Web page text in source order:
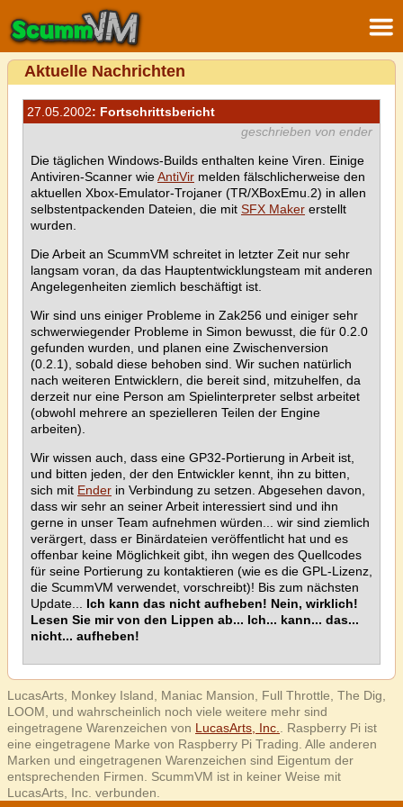
Aktuelle Nachrichten
27.05.2002: Fortschrittsbericht
geschrieben von ender
Die täglichen Windows-Builds enthalten keine Viren. Einige
Antiviren-Scanner wieAntiVir melden fälschlicherweise den
aktuellen Xbox-Emulator-Trojaner (TR/XBoxEmu.2) in allen
selbstentpackenden Dateien, die mit SFX Maker erstellt
wurden.
Die Arbeit an ScummVM schreitet in letzter Zeit nur sehr
langsam voran, da das Hauptentwicklungsteam mit anderen
Angelegenheiten ziemlich beschäftigt ist.
Wir sind uns einiger Probleme in Zak256 und einiger sehr
schwerwiegender Probleme in Simon bewusst, die für 0.2.0
gefunden wurden, und planen eine Zwischenversion
(0.2.1), sobald diese behoben sind. Wir suchen natürlich
nach weiteren Entwicklern, die bereit sind, mitzuhelfen, da
derzeit nur eine Person am Spielinterpreter selbst arbeitet
(obwohl mehrere an spezielleren Teilen der Engine
arbeiten).
Wir wissen auch, dass eine GP32-Portierung in Arbeit ist,
und bitten jeden, der den Entwickler kennt, ihn zu bitten,
sich mit Ender in Verbindung zu setzen. Abgesehen davon,
dass wir sehr an seiner Arbeit interessiert sind und ihn
gerne in unser Team aufnehmen würden... wir sind ziemlich
verärgert, dass er Binärdateien veröffentlicht hat und es
offenbar keine Möglichkeit gibt, ihn wegen des Quellcodes
für seine Portierung zu kontaktieren (wie es die GPL-Lizenz,
die ScummVM verwendet, vorschreibt)! Bis zum nächsten
Update... Ich kann das nicht aufheben! Nein, wirklich!
Lesen Sie mir von den Lippen ab... Ich... kann... das...
nicht... aufheben!
LucasArts, Monkey Island, Maniac Mansion, Full Throttle, The Dig,
LOOM, und wahrscheinlich noch viele weitere mehr sind
eingetragene Warenzeichen von LucasArts, Inc.
. Raspberry Pi ist
eine eingetragene Marke von Raspberry Pi Trading. Alle anderen
Marken und eingetragenen Warenzeichen sind Eigentum der
entsprechenden Firmen. ScummVM ist in keiner Weise mit
LucasArts, Inc. verbunden.